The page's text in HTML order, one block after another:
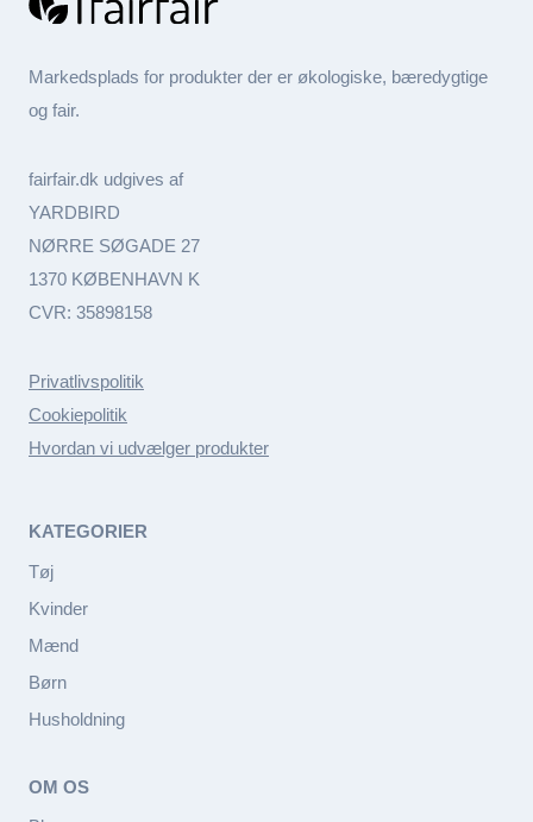
Markedsplads for produkter der er økologiske, bæredygtige
og fair.
fairfair.dk udgives af
YARDBIRD
NØRRE SØGADE 27
1370 KØBENHAVN K
CVR: 35898158
Privatlivspolitik
Cookiepolitik
Hvordan vi udvælger produkter
KATEGORIER
Tøj
Kvinder
Mænd
Børn
Husholdning
OM OS